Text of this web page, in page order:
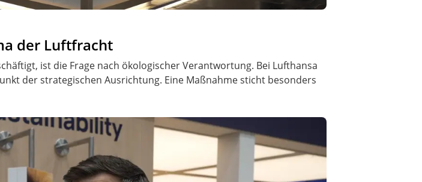
der Luftfracht
ist die Frage nach ökologischer Verantwortung. Bei Lufthansa
der strategischen Ausrichtung. Eine Maßnahme sticht besonders